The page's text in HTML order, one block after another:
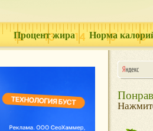
Процент жира Норма